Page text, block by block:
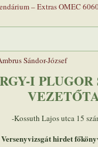
– Extras OMEC
Sándor-József
I
-Kossuth Lajos utca 15
Versenyvizsgát hirdet